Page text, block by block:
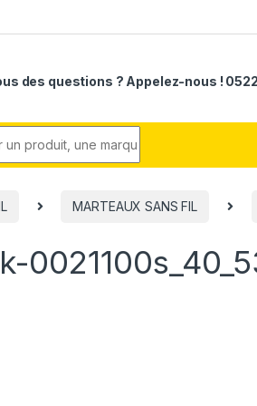
des questions ? Appelez-nous !
MARTEAUX SANS FIL